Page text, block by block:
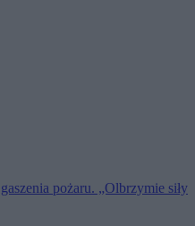
pożaru. „Olbrzymie siły